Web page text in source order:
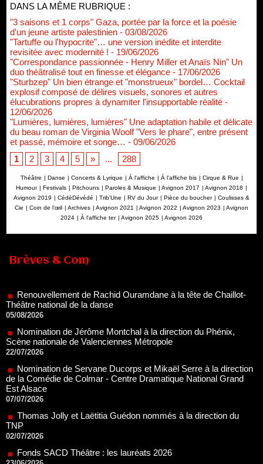
DANS LA MÊME RUBRIQUE :
"3 saisons et 1 corps" Gaza, portée par la force et la poésie
d'un jeune artiste palestinien - 03/08/2026
"Tartuffe ou l'hypocrite"… une version inédite et interdite
revisitée avec modernité ! - 19/06/2026
"Correspondance passionnée - Henry Miller et Anaïs Nin" Un
duo théâtralisé tout en finesse et élégance - 17/06/2026
"Sturbzep" Un bien étrange et "monstrueux" bordel… Cocktail
explosif composé de délires visuels, sonores et autres
élucubrations propres à dynamiter l'insupportable réalité -
12/06/2026
"Lumières, lumières, lumières" Une adaptation habile et délicate
du beau roman de Virginia Woolf "Vers le phare", entre présent
et passé, mémoire et songe… - 09/06/2026
1
2 3 4 5 » ... 288
Théâtre | Danse | Concerts & Lyrique | À l'affiche | À l'affiche bis | Cirque & Rue |
Humour | Festivals | Pitchouns | Paroles & Musique | Avignon 2017 | Avignon 2018 |
Avignon 2019 | CédéDévédé | Trib'Une | RV du Jour | Pièce du boucher | Coulisses &
Cie | Coin de l’œil | Archives | Avignon 2021 | Avignon 2022 | Avignon 2023 | Avignon
2024 | À l'affiche ter | Avignon 2025 | Avignon 2026
Brèves & Com
Renouvellement de Rachid Ouramdane à la tête de Chaillot-
Théâtre national de la danse
Nomination de Jérôme Montchal à la direction du Phénix,
Scène nationale de Valenciennes Métropole
22/07/2026
Nomination de Servane Ducorps et Mikaël Serre à la direction
de la Comédie de Colmar - Centre Dramatique National Grand
Est Alsace
Thomas Jolly et Laëtitia Guédon nommés à la direction du
TNP
02/07/2026
Fonds SACD Théâtre : les lauréats 2026
23/06/2026
Dispositif ARTCENA Écrire pour le cirque, les lauréats 2026 !
20/06/2026